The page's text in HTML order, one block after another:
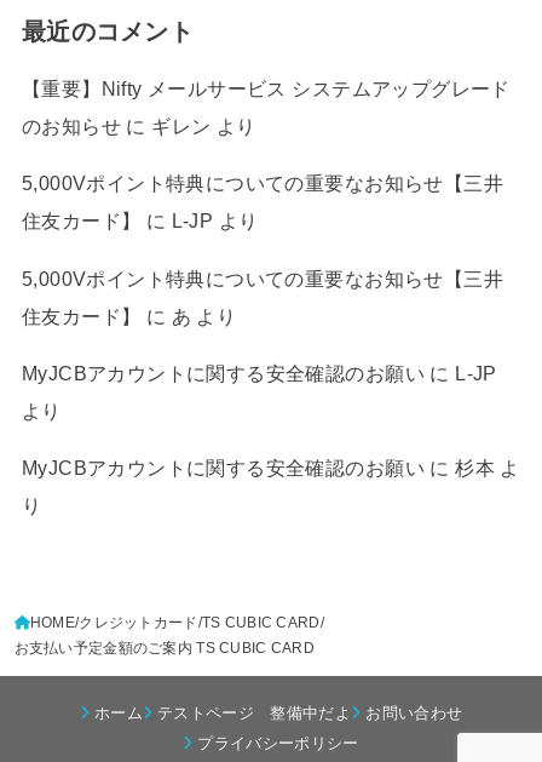
最近のコメント
【重要】Nifty メールサービス システムアップグレード
のお知らせに ギレン より
5,000Vポイント特典についての重要なお知らせ【三井
住友カード】
に L-JP より
5,000Vポイント特典についての重要なお知らせ【三井
住友カード】
に あ より
MyJCBアカウントに関する安全確認のお願い に L-JP
より
MyJCBアカウントに関する安全確認のお願い に杉本 よ
り
HOME クレジットカード TS CUBIC CARD
お支払い予定金額のご案内 TS CUBIC CARD
ホーム テストページ 整備中だよ
お問い合わせ
プライバシーポリシー